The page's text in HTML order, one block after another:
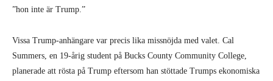
kandidat i primärvalet svarade han: ”ärligt talat, vem som helst hade
Till och med den berömda satirsidan The Onion hade svårigheter med
att göra satir på valet. Enligt Ben Berkley, online-tidningens